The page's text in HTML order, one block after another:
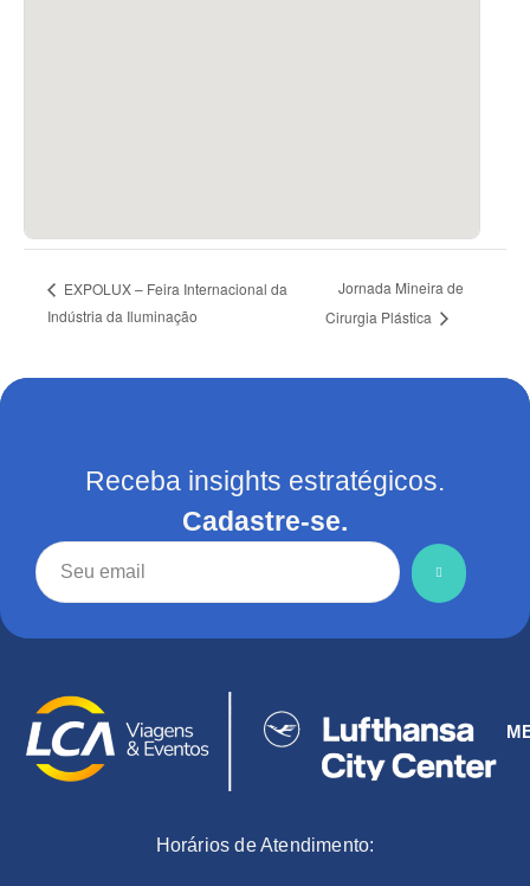
EXPOLUX – Feira Internacional da
Indústria da Iluminação
Jornada Mineira de
Cirurgia Plástica
Receba insights estratégicos.
Cadastre-se.
Horários de Atendimento: